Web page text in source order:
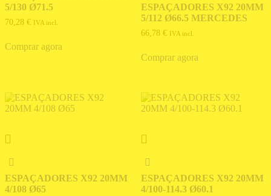
5/130 Ø71.5
70,28 € IVA incl.
Comprar agora
ESPAÇADORES X92 20MM
5/112 Ø66.5 MERCEDES
66,78 € IVA incl.
Comprar agora
ESPAÇADORES X92 20MM
4/108 Ø65
ESPAÇADORES X92 20MM
4/100-114.3 Ø60.1